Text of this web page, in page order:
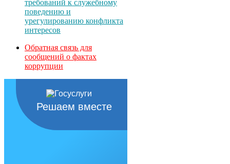
требований к служебному
поведению и
урегулированию конфликта
интересов
Обратная связь для
сообщений о фактах
коррупции
Решаем вместе